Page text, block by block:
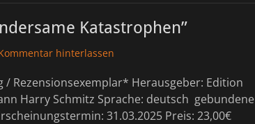
Katastrophen”
hinterlassen
Rezensionsexemplar* Herausgeber: Edition
Harry Schmitz Sprache: deutsch gebundene
31.03.2025 Preis: 23,00€